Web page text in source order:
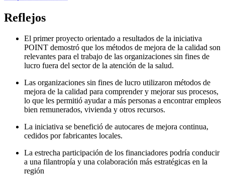
Reflejos
El primer proyecto orientado a resultados de la iniciativa
POINT demostró que los métodos de mejora de la calidad son
relevantes para el trabajo de las organizaciones sin fines de
lucro fuera del sector de la atención de la salud.
Las organizaciones sin fines de lucro utilizaron métodos de
mejora de la calidad para comprender y mejorar sus procesos,
lo que les permitió ayudar a más personas a encontrar empleos
bien remunerados, vivienda y otros recursos.
La iniciativa se benefició de autocares de mejora continua,
cedidos por fabricantes locales.
La estrecha participación de los financiadores podría conducir
a una filantropía y una colaboración más estratégicas en la
región